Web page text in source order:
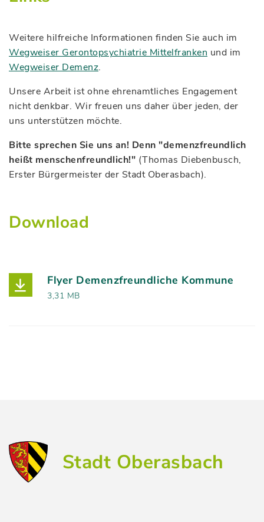
Weitere hilfreiche Informationen finden Sie auch im
Wegweiser Gerontopsychiatrie Mittelfranken und im
Wegweiser Demenz.
Unsere Arbeit ist ohne ehrenamtliches Engagement
nicht denkbar. Wir freuen uns daher über jeden, der
uns unterstützen möchte.
Bitte sprechen Sie uns an! Denn "demenzfreundlich
heißt menschenfreundlich!" (Thomas Diebenbusch,
Erster Bürgermeister der Stadt Oberasbach).
Download
Flyer Demenzfreundliche Kommune
(Dateiname:
3,31 MB
Stadt Oberasbach